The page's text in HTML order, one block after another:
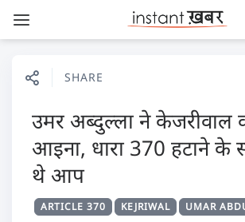
SHARE
उमर अब्दुल्ला ने केजरीवाल
आइना, धारा 370 हटाने के
थे आप
ARTICLE 370 KEJRIWAL UMAR